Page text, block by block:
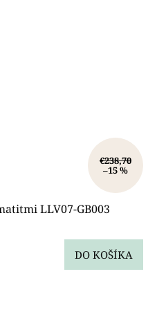
€238,70
–15 %
LLV07-GB003
DO KOŠÍKA